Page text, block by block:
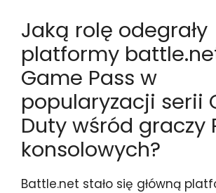
Jaką rolę odegrały
platformy
Game Pass w
popularyzacji serii
Duty wśród graczy
konsolowych?
Battle.net stało się główną